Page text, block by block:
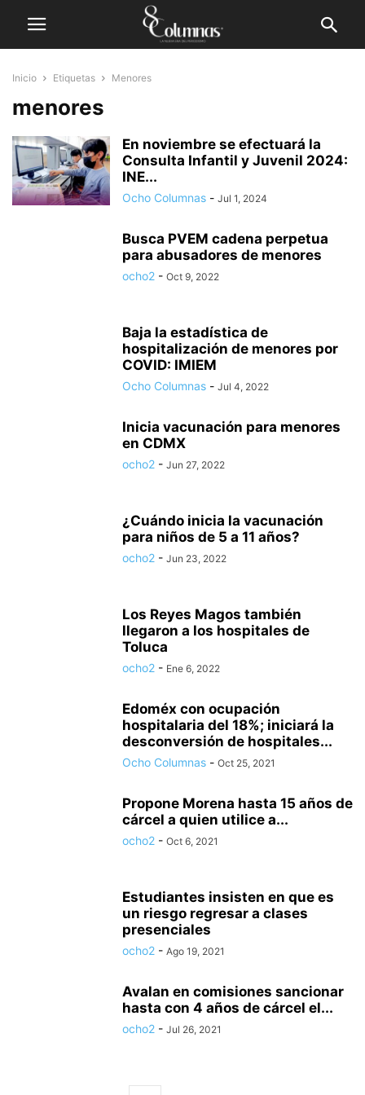
Inicio Etiquetas Menores
menores
En noviembre se efectuará la
Consulta Infantil y Juvenil 2024:
INE...
Ocho Columnas - Jul 1, 2024
Busca PVEM cadena perpetua
para abusadores de menores
ocho2 - Oct 9, 2022
Baja la estadística de
hospitalización de menores por
COVID: IMIEM
Ocho Columnas - Jul 4, 2022
Inicia vacunación para menores
en CDMX
ocho2 - Jun 27, 2022
¿Cuándo inicia la vacunación
para niños de 5 a 11 años?
ocho2 - Jun 23, 2022
Los Reyes Magos también
llegaron a los hospitales de
Toluca
ocho2 - Ene 6, 2022
Edoméx con ocupación
hospitalaria del 18%; iniciará la
desconversión de hospitales...
Ocho Columnas - Oct 25, 2021
Propone Morena hasta 15 años de
cárcel a quien utilice a...
ocho2 - Oct 6, 2021
Estudiantes insisten en que es
un riesgo regresar a clases
presenciales
ocho2 - Ago 19, 2021
Avalan en comisiones sancionar
hasta con 4 años de cárcel el...
ocho2 - Jul 26, 2021